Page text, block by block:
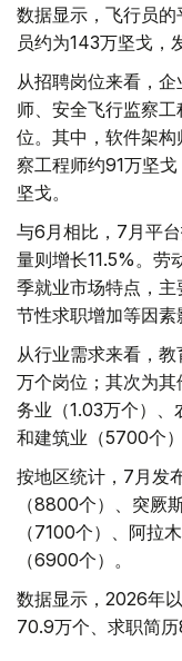
数据显示，飞行员
员约为143万坚戈，
从招聘岗位来看，
师、安全飞行监察
位。其中，软件架
察工程师约91万坚
坚戈。
与6月相比，7月平
量则增长11.5%。劳
季就业市场特点，
节性求职增加等因素
从行业需求来看，
万个岗位；其次为
务业（1.03万个）、
和建筑业（5700个）
按地区统计，7月发
（8800个）、突厥
（7100个）、阿拉
（6900个）。
数据显示，2026年
70.9万个、求职简历